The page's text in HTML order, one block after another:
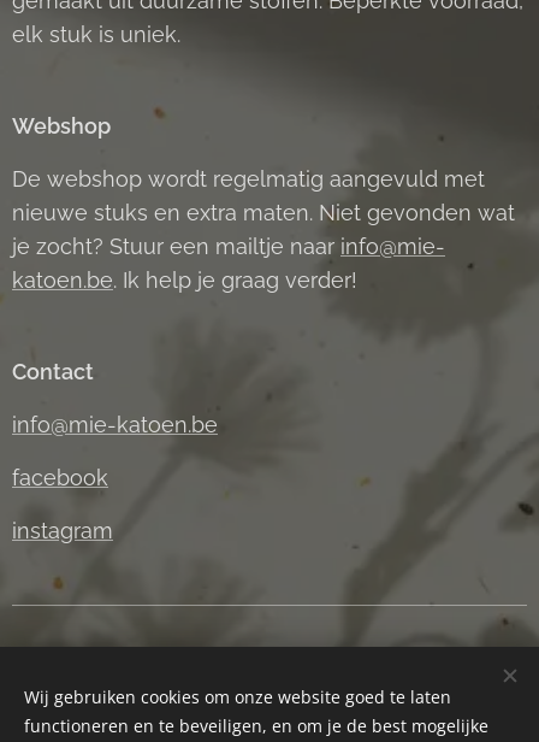
elk stuk is uniek.
Webshop
De webshop wordt regelmatig aangevuld met
nieuwe stuks en extra maten. Niet gevonden wat
je zocht? Stuur een mailtje naar info@mie-
katoen.be. Ik help je graag verder!
Contact
info@mie-katoen.be
facebook
instagram
Wij gebruiken cookies om onze website goed te laten
functioneren en te beveiligen, en om je de best mogelijke